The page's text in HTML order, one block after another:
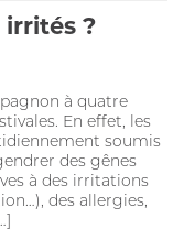
irrités ?
à quatre
En effet, les
soumis
des gênes
à des irritations
des allergies,